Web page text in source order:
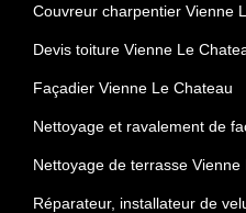
Couvreur charpentier Vienne
Devis toiture Vienne Le
Façadier Vienne Le Chateau
Nettoyage et ravalement de
Nettoyage de terrasse Vienne
Réparateur, installateur de